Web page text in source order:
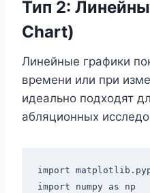
Тип 2:
Chart)
Линейные графики
времени или при
идеально подходят
абляционных
import
import numpy as np